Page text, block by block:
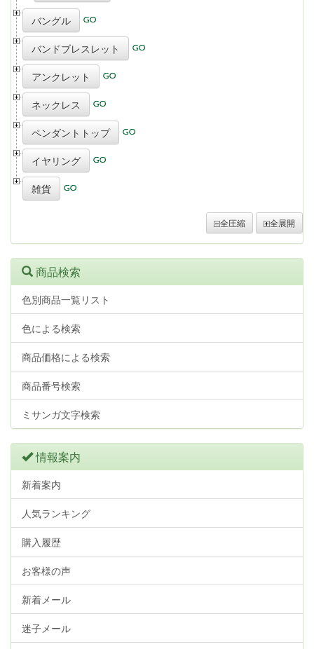
バングル
バンドブレスレット
アンクレット
ネックレス
ペンダントトップ
イヤリング
雑貨
全圧縮 全展開
商品検索
色別商品一覧リスト
色による検索
商品価格による検索
商品番号検索
ミサンガ文字検索
情報案内
新着案内
人気ランキング
購入履歴
お客様の声
新着メール
迷子メール